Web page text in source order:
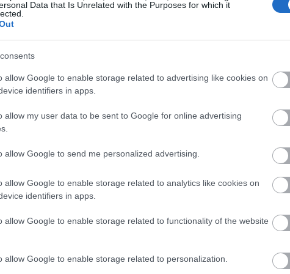
Data that Is Unrelated with the Purposes for which it
allow Google to enable storage related to advertising like cookies on
identifiers in apps.
allow my user data to be sent to Google for online advertising
allow Google to send me personalized advertising.
allow Google to enable storage related to analytics like cookies on
identifiers in apps.
allow Google to enable storage related to functionality of the website
allow Google to enable storage related to personalization.
và ớt, tạo nên hương vị độc đáo và nhiều lợi ích cho sức
của ẩm thực Hàn Quốc. Nó thường được dùng như món ăn
yêu thích trong nhiều gia đình Hàn Quốc.
sự đa dạng trong ẩm thực Hàn Quốc. Mỗi loại có hương vị
liệu. Bạn có thể tìm thấy baechu kimchi, kkakdugi và oi
Hàn Quốc trở nên phong phú và hấp dẫn. Nó cũng cho
siêu thực phẩm với nhiều công dụng.
của kim chi
dinh dưỡng cao, rất tốt cho chế độ ăn uống lành mạnh. Nó
chỉ có 23 calo nhưng lại giàu vitamin A, C, K và các
ấn tượng, chứa nhiều chất xơ, sắt và riboflavin. Những